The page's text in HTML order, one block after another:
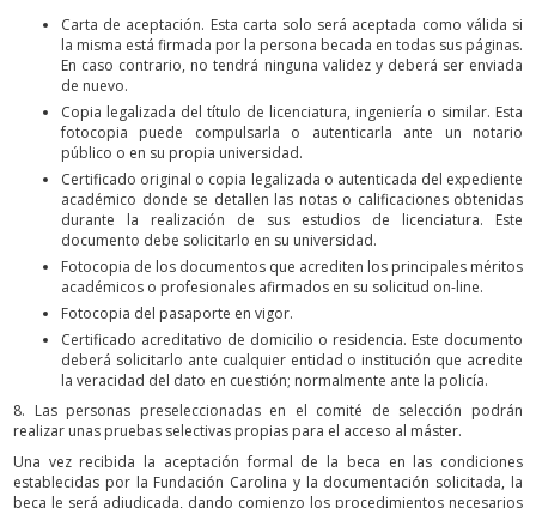
Carta de aceptación. Esta carta solo será aceptada como válida si
la misma está firmada por la persona becada en todas sus páginas.
En caso contrario, no tendrá ninguna validez y deberá ser enviada
de nuevo.
Copia legalizada del título de licenciatura, ingeniería o similar. Esta
fotocopia puede compulsarla o autenticarla ante un notario
público o en su propia universidad.
Certificado original o copia legalizada o autenticada del expediente
académico donde se detallen las notas o calificaciones obtenidas
durante la realización de sus estudios de licenciatura. Este
documento debe solicitarlo en su universidad.
Fotocopia de los documentos que acrediten los principales méritos
académicos o profesionales afirmados en su solicitud on-line.
Fotocopia del pasaporte en vigor.
Certificado acreditativo de domicilio o residencia. Este documento
deberá solicitarlo ante cualquier entidad o institución que acredite
la veracidad del dato en cuestión; normalmente ante la policía.
8. Las personas preseleccionadas en el comité de selección podrán
realizar unas pruebas selectivas propias para el acceso al máster.
Una vez recibida la aceptación formal de la beca en las condiciones
establecidas por la Fundación Carolina y la documentación solicitada, la
beca le será adjudicada, dando comienzo los procedimientos necesarios